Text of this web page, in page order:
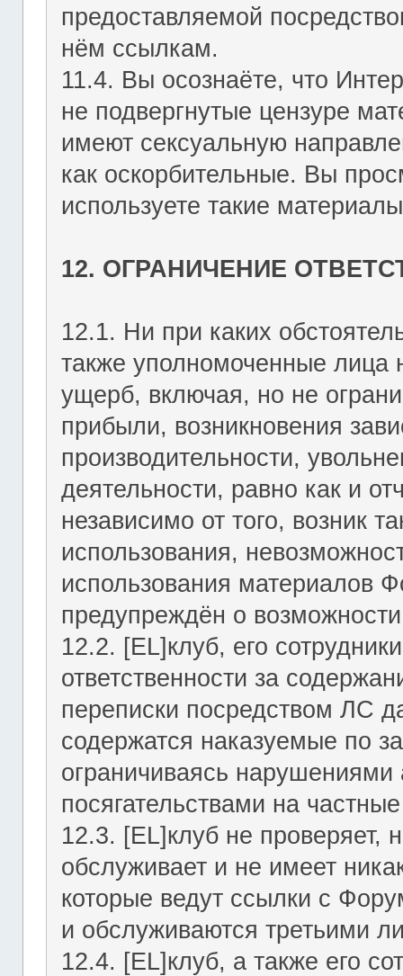
предоставляемой
нём ссылкам.
11.4. Вы осознаёте, что
не подвергнутые цензуре
имеют сексуальную
как оскорбительные. Вы
используете такие
12. ОГРАНИЧЕНИЕ
12.1. Ни при каких
также уполномоченные лица
ущерб, включая, но не
прибыли, возникновения
производительности,
деятельности, равно как и
независимо от того, возник
использования,
использования материалов
предупреждён о
12.2. [EL]клуб, его
ответственности за
переписки посредством ЛС
содержатся наказуемые по
ограничиваясь
посягательствами на
12.3. [EL]клуб не проверяет,
обслуживает и не имеет
которые ведут ссылки с
и обслуживаются третьими
12.4. [EL]клуб, а также его